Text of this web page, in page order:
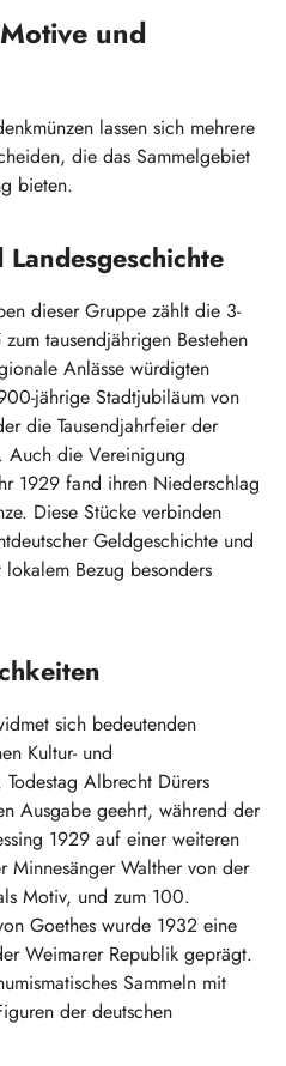
und
lassen sich mehrere
die das Sammelgebiet
bieten.
dieser Gruppe zählt die 3-
tausendjährigen Bestehen
Anlässe würdigten
jährige Stadtjubiläum von
die Tausendjahrfeier der
Auch die Vereinigung
1929 fand ihren Niederschlag
Diese Stücke verbinden
Geldgeschichte und
Bezug besonders
sich bedeutenden
Kultur- und
Albrecht Dürers
Ausgabe geehrt, während der
1929 auf einer weiteren
Minnesänger Walther von der
Motiv, und zum 100.
Goethes wurde 1932 eine
Weimarer Republik geprägt.
Sammeln mit
der deutschen